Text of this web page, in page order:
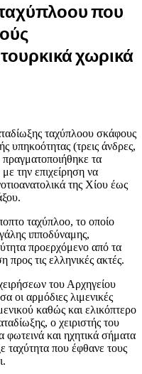
που
χωρικά
ταχύπλοου σκάφους
υπηκοότητας (τρεις άνδρες,
πραγματοποιήθηκε τα
με την επιχείρηση να
της Χίου έως
ταχύπλοο, το οποίο
ιπποδύναμης,
προερχόμενο από τα
τις ελληνικές ακτές.
του Αρχηγείου
αρμόδιες λιμενικές
καθώς και ελικόπτερο
ο χειριστής του
φωτεινά και ηχητικά σήματα
ταχύτητα που έφθανε τους